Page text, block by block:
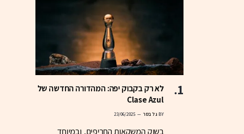
לא רק בקבוק יפה: המהדורה החדשה של
Clase Azul
BY גל בסר 23/06/2025
בשוק המשקאות החריפים, ובמיוחד